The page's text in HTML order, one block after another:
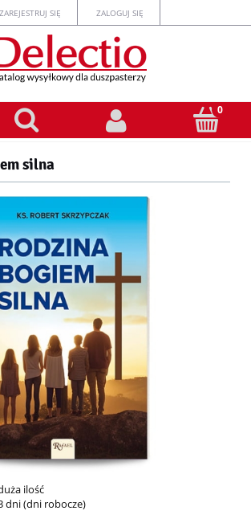
ZAREJESTRUJ SIĘ ZALOGUJ SIĘ
silna
ilość
dni (dni robocze)